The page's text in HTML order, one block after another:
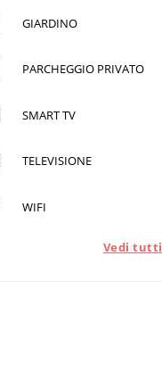
GIARDINO
PARCHEGGIO PRIVATO
SMART TV
TELEVISIONE
WIFI
Vedi tutti